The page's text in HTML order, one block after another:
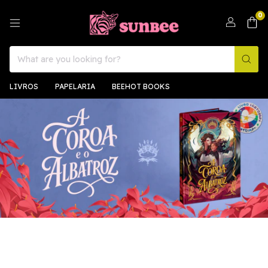
0
LIVROS PAPELARIA BEEHOT BOOKS